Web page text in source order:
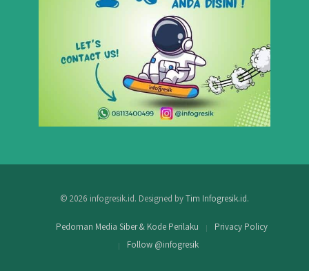
© 2026 infogresik.id. Designed byTim Infogresik.id.
Pedoman Media Siber & Kode Perilaku
Privacy Policy
Follow @infogresik